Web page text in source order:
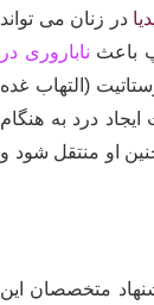
در زنان می تواند
ناباروری در
(التهاب غده
درد به هنگام
او منتقل شود و
متخصصان این